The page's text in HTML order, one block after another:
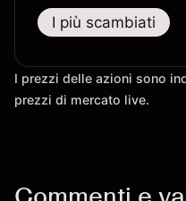
I più scambiati
I prezzi delle azioni sono
prezzi di mercato live.